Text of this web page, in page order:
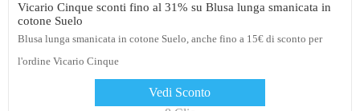
Vicario Cinque sconti fino al 31% su Blusa lunga smanicata in
cotone Suelo
Blusa lunga smanicata in cotone Suelo, anche fino a 15€ di sconto per
l'ordine Vicario Cinque
Vedi Sconto